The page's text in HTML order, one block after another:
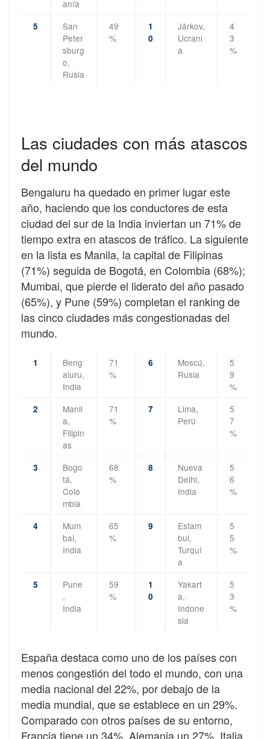
anía
5
San
Peter
sburg
o,
Rusia
49
%
1
0
Járkov,
Ucrani
a
4
3
%
Las ciudades con más atascos
del mundo
Bengaluru ha quedado en primer lugar este
año, haciendo que los conductores de esta
ciudad del sur de la India inviertan un 71% de
tiempo extra en atascos de tráfico. La siguiente
en la lista es Manila, la capital de Filipinas
(71%) seguida de Bogotá, en Colombia (68%);
Mumbai, que pierde el liderato del año pasado
(65%), y Pune (59%) completan el ranking de
las cinco ciudades más congestionadas del
mundo.
1
Beng
aluru,
India
71
%
6
Moscú,
Rusia
5
9
%
2
Manil
a,
Filipin
as
71
%
7
Lima,
Perú
5
7
%
3
Bogo
tá,
Colo
mbia
68
%
8
Nueva
Delhi,
India
5
6
%
4
Mum
bai,
India
65
%
9
Estam
bul,
Turquí
a
5
5
%
5
Pune
,
India
59
%
1
0
Yakart
a,
Indone
sia
5
3
%
España destaca como uno de los países con
menos congestión del todo el mundo, con una
media nacional del 22%, por debajo de la
media mundial, que se establece en un 29%.
Comparado con otros países de su entorno,
Francia tiene un 34%, Alemania un 27%, Italia